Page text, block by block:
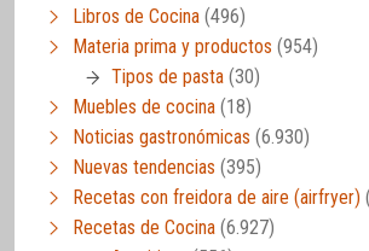
Libros de Cocina (496)
Materia prima y productos (954)
Tipos de pasta (30)
Muebles de cocina (18)
Noticias gastronómicas (6.930)
Nuevas tendencias (395)
Recetas con freidora de aire (airfryer)
Recetas de Cocina (6.927)